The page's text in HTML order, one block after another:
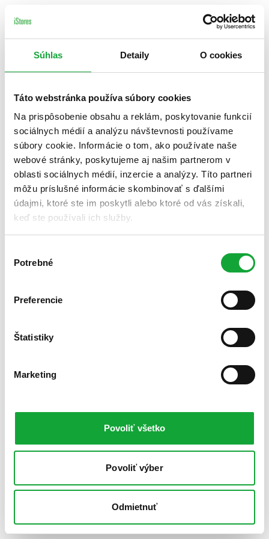
Súhlas Detaily O cookies
Táto webstránka používa súbory cookies
Na prispôsobenie obsahu a reklám, poskytovanie funkcií
sociálnych médií a analýzu návštevnosti používame
súbory cookie. Informácie o tom, ako používate naše
webové stránky, poskytujeme aj našim partnerom v
oblasti sociálnych médií, inzercie a analýzy. Títo partneri
môžu príslušné informácie skombinovať s ďalšími
údajmi, ktoré ste im poskytli alebo ktoré od vás získali,
keď ste používali ich služby.
súhlasu
Potrebné
Preferencie
Štatistiky
Marketing
Povoliť všetko
Povoliť výber
Odmietnuť